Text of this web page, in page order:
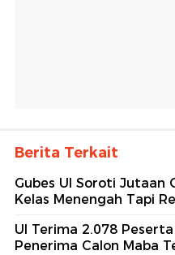
Berita Terkait
Gubes UI Soroti Jutaan
Kelas Menengah Tapi
UI Terima 2.078
Penerima Calon Maba